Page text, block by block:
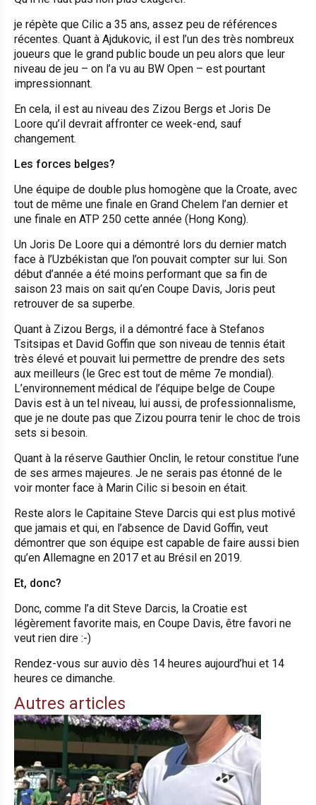
je répète que Cilic a 35 ans, assez peu de références
récentes. Quant à Ajdukovic, il est l’un des très nombreux
joueurs que le grand public boude un peu alors que leur
niveau de jeu – on l’a vu au BW Open – est pourtant
impressionnant.
En cela, il est au niveau des Zizou Bergs et Joris De
Loore qu’il devrait affronter ce week-end, sauf
changement.
Les forces belges?
Une équipe de double plus homogène que la Croate, avec
tout de même une finale en Grand Chelem l’an dernier et
une finale en ATP 250 cette année (Hong Kong).
Un Joris De Loore qui a démontré lors du dernier match
face à l’Uzbékistan que l’on pouvait compter sur lui. Son
début d’année a été moins performant que sa fin de
saison 23 mais on sait qu’en Coupe Davis, Joris peut
retrouver de sa superbe.
Quant à Zizou Bergs, il a démontré face à Stefanos
Tsitsipas et David Goffin que son niveau de tennis était
très élevé et pouvait lui permettre de prendre des sets
aux meilleurs (le Grec est tout de même 7e mondial).
L’environnement médical de l’équipe belge de Coupe
Davis est à un tel niveau, lui aussi, de professionnalisme,
que je ne doute pas que Zizou pourra tenir le choc de trois
sets si besoin.
Quant à la réserve Gauthier Onclin, le retour constitue l’une
de ses armes majeures. Je ne serais pas étonné de le
voir monter face à Marin Cilic si besoin en était.
Reste alors le Capitaine Steve Darcis qui est plus motivé
que jamais et qui, en l’absence de David Goffin, veut
démontrer que son équipe est capable de faire aussi bien
qu’en Allemagne en 2017 et au Brésil en 2019.
Et, donc?
Donc, comme l’a dit Steve Darcis, la Croatie est
légèrement favorite mais, en Coupe Davis, être favori ne
veut rien dire :-)
Rendez-vous sur auvio dès 14 heures aujourd’hui et 14
heures ce dimanche.
Autres articles